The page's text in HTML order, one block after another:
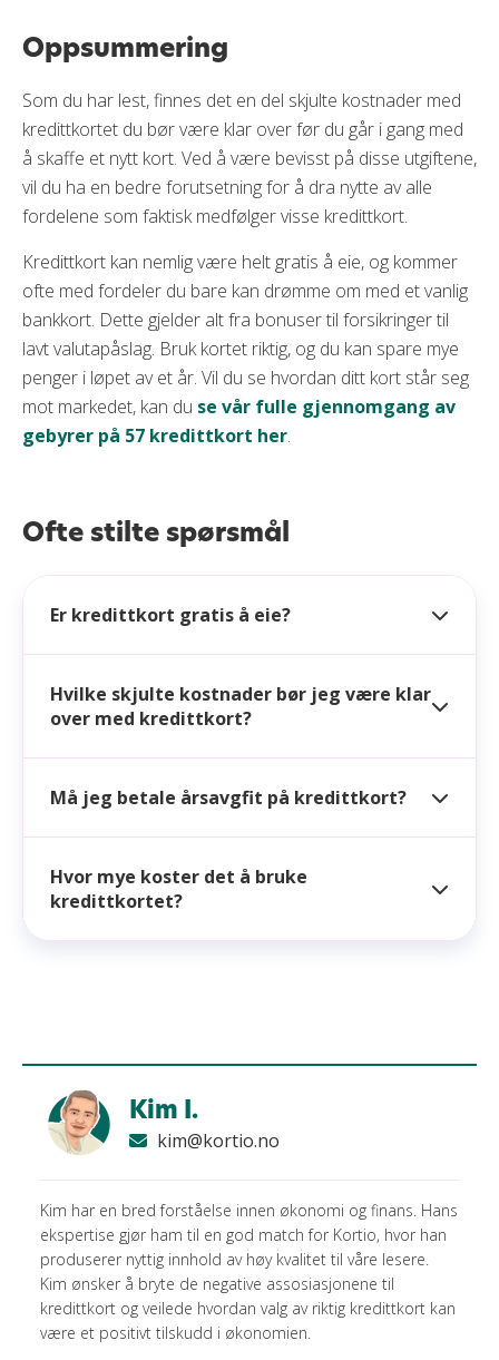
Korttype
Uttaksgebyr
0 %
Valutapåslag i utlandet
1,75 %
Fakturagebyr
9 kr (0 kr e-faktura)
Purregebyr
35 kr
Forsinkelsesgebyr
0 kr
Minstebeløp
3,50 % (min 300 kr)
Gratis tilleggskort
Nei
Krav
Ansatt
Mobile betalingsmetoder
Apple pay
Opptil 45 dagers rentefri kreditt, også på
kontantuttak
CashPoints kan kun brukes hos Norwegian
Reiseforsikringen dekker ikke egenandel ved
leiebil
Bank Norwegian kredittkort er et av de mest
grunn. Kortet har ingen årsavgift og du kan selv
velge om du vil tjene CashPoints til flyreiser eller få
cashback på alle kjøp. I tillegg får du en solid
reiseforsikring og muligheten til gebyrfrie
kontantuttak i utlandet.
Med en rente som er konkurransedyktig
sammenlignet med mange andre kort er dette et
godt valg også for deg som av og til delbetaler
Kortet passer spesielt godt forreiseglade
nordmenn og for deg som ønsker et fleksibelt
kredittkort til både hverdag og ferie.
Bank Norwegian har dessuten høstet
vår test av kundeserviceder både chatbot, e-
fordelaktig valg for de aller fleste.
kredittkort
Oppsummering
Som du har lest, finnes det en del skjulte kostnader med
kredittkortet du bør være klar over før du går i gang med
å skaffe et nytt kort. Ved å være bevisst på disse utgiftene,
vil du ha en bedre forutsetning for å dra nytte av alle
fordelene som faktisk medfølger visse kredittkort.
Kredittkort kan nemlig være helt gratis å eie, og kommer
ofte med fordeler du bare kan drømme om med et vanlig
bankkort. Dette gjelder alt fra bonuser til forsikringer til
lavt valutapåslag. Bruk kortet riktig, og du kan spare mye
penger i løpet av et år. Vil du se hvordan ditt kort står seg
mot markedet, kan du se vår fulle gjennomgang av
gebyrer på 57 kredittkort her.
Ofte stilte spørsmål
Er kredittkort gratis å eie?
Hvilke skjulte kostnader bør jeg være klar
over med kredittkort?
Må jeg betale årsavgfit på kredittkort?
Hvor mye koster det å bruke
kredittkortet?
Kim I.
kim@kortio.no
Kim har en bred forståelse innen økonomi og finans. Hans
ekspertise gjør ham til en god match for Kortio, hvor han
produserer nyttig innhold av høy kvalitet til våre lesere.
Kim ønsker å bryte de negative assosiasjonene til
kredittkort og veilede hvordan valg av riktig kredittkort kan
være et positivt tilskudd i økonomien.